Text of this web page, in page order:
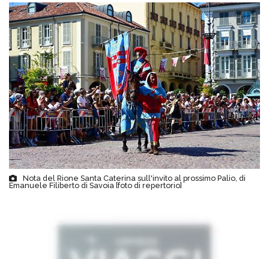
Nota del Rione Santa Caterina sull'invito al prossimo Palio, di
Emanuele Filiberto di Savoia [foto di repertorio]